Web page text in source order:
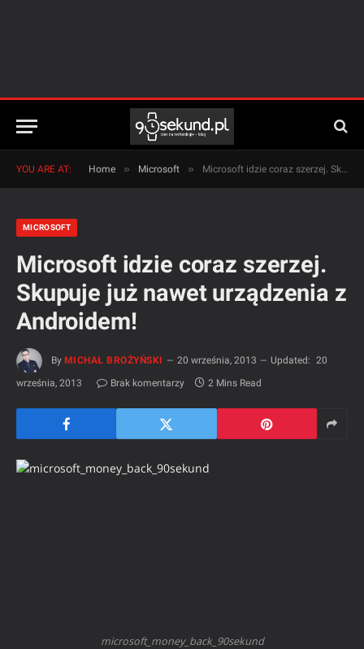
YOU ARE AT: Home » Microsoft » Microsoft idzie coraz szerzej. Skupuje już nawet urządzenia z Androidem!
MICROSOFT
Microsoft idzie coraz szerzej.
Skupuje już nawet urządzenia z
Androidem!
By MICHAŁ BROŻYŃSKI 20 września, 2013 Updated: 20
września, 2013
Brak komentarzy 2 Mins Read
microsoft_money_back_90sekund